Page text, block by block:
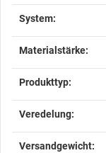
System‍:
Materialstärke‍:
Produkttyp‍:
Veredelung‍:
Versandgewicht‍: